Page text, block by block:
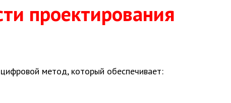
проектирования
метод, который обеспечивает: